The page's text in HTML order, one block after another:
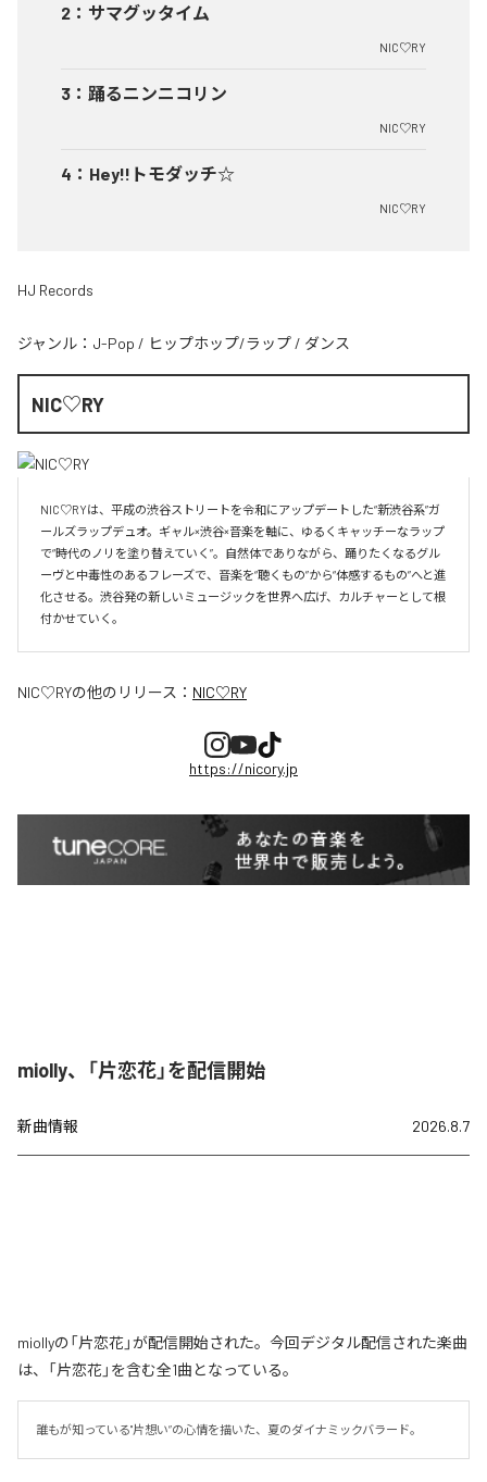
2 ： サマグッタイム
NIC♡RY
3 ： 踊るニンニコリン
NIC♡RY
4 ： Hey!!トモダッチ☆
NIC♡RY
HJ Records
ジャンル： J-Pop / ヒップホップ/ラップ / ダンス
NIC♡RY
NIC♡RYは、平成の渋谷ストリートを令和にアップデートした“新渋谷系”ガ
ールズラップデュオ。ギャル×渋谷×音楽を軸に、ゆるくキャッチーなラップ
で“時代のノリを塗り替えていく”。自然体でありながら、踊りたくなるグル
ーヴと中毒性のあるフレーズで、音楽を“聴くもの”から“体感するもの”へと進
化させる。渋谷発の新しいミュージックを世界へ広げ、カルチャーとして根
付かせていく。
NIC♡RYの他のリリース： NIC♡RY
https://nicory.jp
miolly、「片恋花」を配信開始
新曲情報 2026.8.7
miollyの「片恋花」が配信開始された。今回デジタル配信された楽曲
は、「片恋花」を含む全1曲となっている。
誰もが知っている"片想い”の心情を描いた、夏のダイナミックバラード。